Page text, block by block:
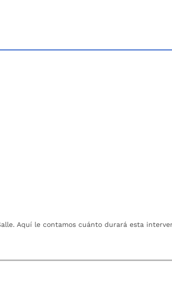
Aquí le contamos cuánto durará esta